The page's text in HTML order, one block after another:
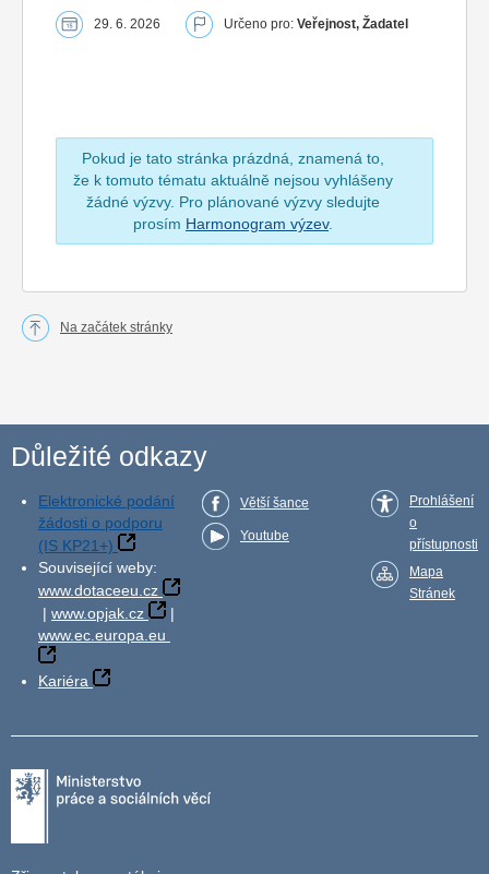
29. 6. 2026 Určeno pro: Veřejnost, Žadatel
Pokud je tato stránka prázdná, znamená to,
že k tomuto tématu aktuálně nejsou vyhlášeny
žádné výzvy. Pro plánované výzvy sledujte
prosím Harmonogram výzev.
Na začátek stránky
Důležité odkazy
Elektronické podání
žádosti o podporu
(IS KP21+)
Související weby:
www.dotaceeu.cz
| www.opjak.cz
|
www.ec.europa.eu
Kariéra
Větší šance
Youtube
Prohlášení
o
přístupnosti
Mapa
Stránek